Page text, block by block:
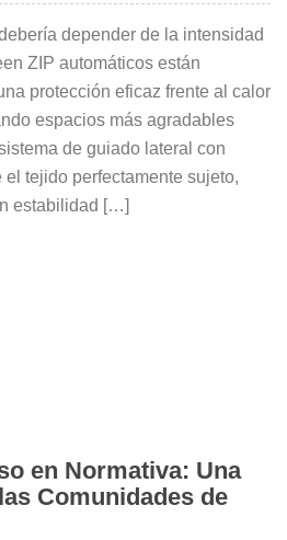
depender de la intensidad
ZIP automáticos están
protección eficaz frente al calor
espacios más agradables
de guiado lateral con
tejido perfectamente sujeto,
estabilidad […]
en Normativa: Una
Comunidades de